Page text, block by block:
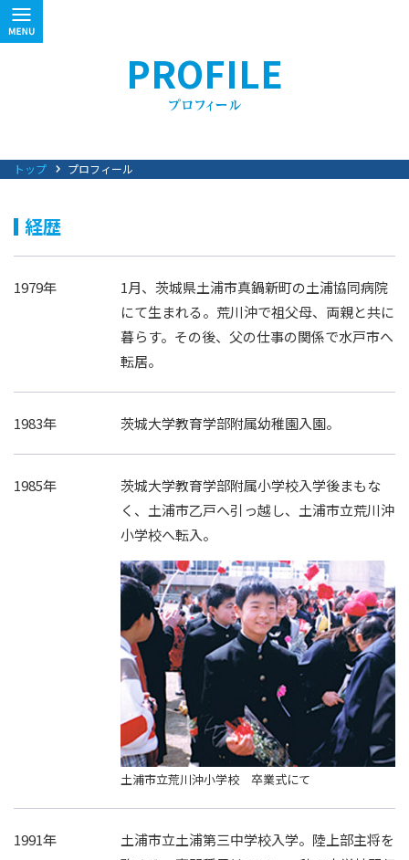
PROFILE
トップ プロフィール
経歴
1979年
1月、茨城県土浦市真鍋新町の土浦協同病院
にて生まれる。荒川沖で祖父母、両親と共に
暮らす。その後、父の仕事の関係で水戸市へ
転居。
1983年 茨城大学教育学部附属幼稚園入園。
1985年
茨城大学教育学部附属小学校入学後まもな
く、土浦市乙戸へ引っ越し、土浦市立荒川沖
小学校へ転入。
土浦市立荒川沖小学校 卒業式にて
1991年
土浦市立土浦第三中学校入学。陸上部主将を